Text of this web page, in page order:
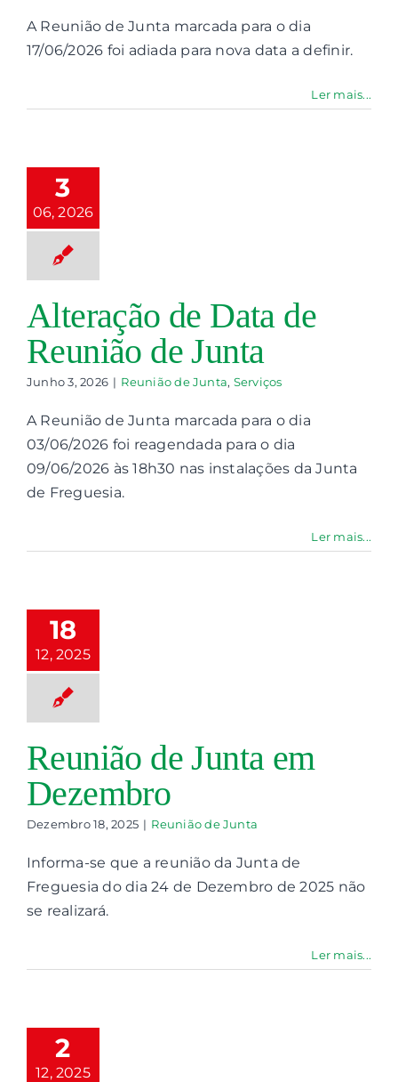
A Reunião de Junta marcada para o dia
17/06/2026 foi adiada para nova data a definir.
Ler mais...
3
06, 2026
de
Junta
de Junta
Alteração de Data de
Reunião de Junta
Junho 3, 2026 | Reunião de Junta, Serviços
A Reunião de Junta marcada para o dia
03/06/2026 foi reagendada para o dia
09/06/2026 às 18h30 nas instalações da Junta
de Freguesia.
Ler mais...
18
12, 2025
em
de Junta
Reunião de Junta em
Dezembro
Dezembro 18, 2025 | Reunião de Junta
Informa-se que a reunião da Junta de
Freguesia do dia 24 de Dezembro de 2025 não
se realizará.
Ler mais...
2
12, 2025
de
Junta